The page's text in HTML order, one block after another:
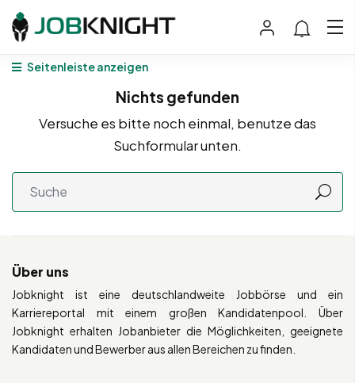
Seitenleiste anzeigen
Nichts gefunden
Versuche es bitte noch einmal, benutze das
Suchformular unten.
Über uns
Jobknight ist eine deutschlandweite Jobbörse und ein
Karriereportal mit einem großen Kandidatenpool. Über
Jobknight erhalten Jobanbieter die Möglichkeiten, geeignete
Kandidaten und Bewerber aus allen Bereichen zu finden.